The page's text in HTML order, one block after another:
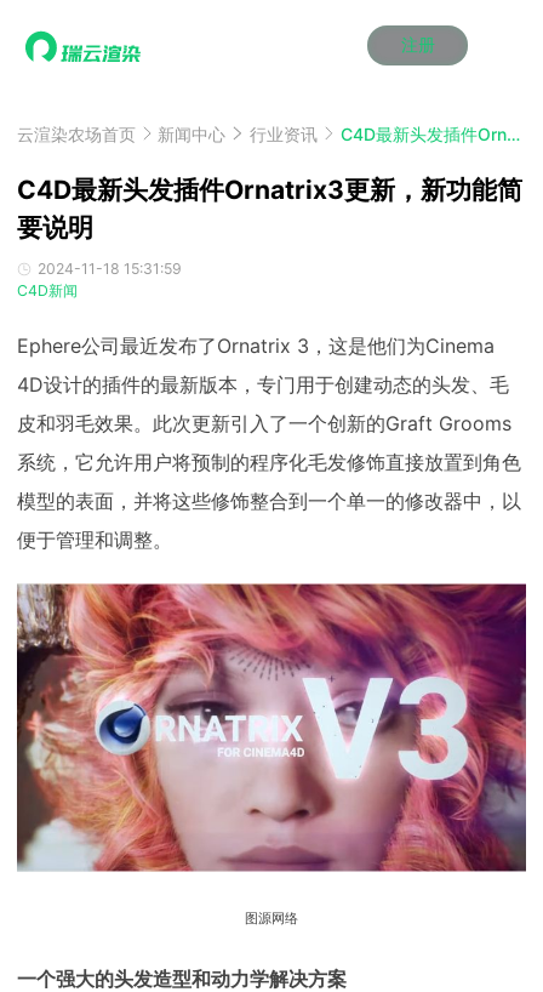
注册
效果图渲染
云制作
云渲染管理系统
瑞兔百宝箱
效果图渲染
云制作
云渲染管理系统
瑞兔百宝箱
效果图渲染
云制作
云渲染管理系统
瑞兔百宝箱
效果图渲染
云制作
云渲染管理系统
瑞兔百宝箱
效果图渲染
云制作
云渲染管理系统
瑞兔百宝箱
效果图渲染
云制作
云渲染管理系统
瑞兔百宝箱
解决方案
3ds Max云渲染方案
Blender 云渲染方案
Maya AI渲染方案
3ds Max云渲染方案
Blender 云渲染方案
Maya AI渲染方案
3ds Max云渲染方案
Blender 云渲染方案
Maya AI渲染方案
3ds Max云渲染方案
Blender 云渲染方案
Maya AI渲染方案
3ds Max云渲染方案
Blender 云渲染方案
Maya AI渲染方案
3ds Max云渲染方案
Blender 云渲染方案
Maya AI渲染方案
价格
动画价格
云制作价格
动画价格
云制作价格
动画价格
云制作价格
动画价格
云制作价格
动画价格
云制作价格
动画价格
云制作价格
案例
资讯&赛事
新闻资讯
渲染大赛
泛CG交流会
新闻资讯
渲染大赛
泛CG交流会
新闻资讯
渲染大赛
泛CG交流会
新闻资讯
渲染大赛
泛CG交流会
新闻资讯
渲染大赛
泛CG交流会
新闻资讯
渲染大赛
泛CG交流会
特惠专区
青云平台
教育优惠
青云平台
教育优惠
青云平台
教育优惠
青云平台
教育优惠
青云平台
教育优惠
青云平台
教育优惠
关于我们
动画客户端
效果图客户端
动画客户端
效果图客户端
动画客户端
效果图客户端
动画客户端
效果图客户端
动画客户端
效果图客户端
动画客户端
效果图客户端
帮助/教程
登录
云渲染农场首页 新闻中心 行业资讯 C4D最新头发插件Ornatrix3更新，新功能简要说明
C4D最新头发插件Ornatrix3更新，新功能简
要说明
2024-11-18 15:31:59
C4D新闻
Ephere公司最近发布了Ornatrix 3，这是他们为Cinema
4D设计的插件的最新版本，专门用于创建动态的头发、毛
皮和羽毛效果。此次更新引入了一个创新的Graft Grooms
系统，它允许用户将预制的程序化毛发修饰直接放置到角色
模型的表面，并将这些修饰整合到一个单一的修改器中，以
便于管理和调整。
图源网络
一个强大的头发造型和动力学解决方案